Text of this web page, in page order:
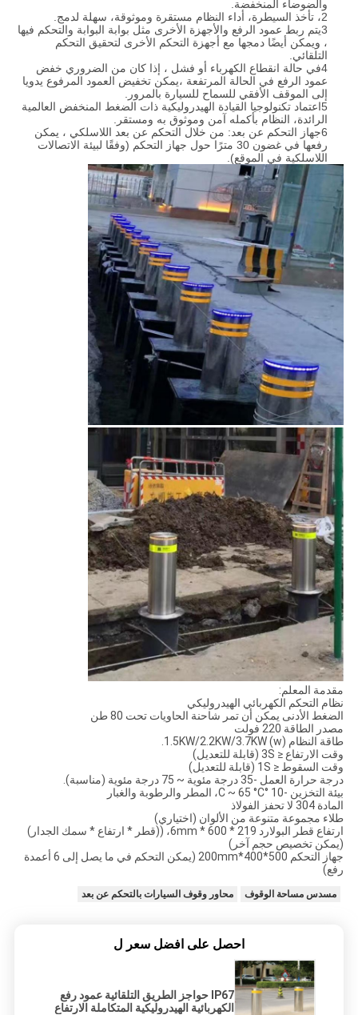
والضوضاء المنخفضة.
2، تأخذ السيطرة، أداء النظام مستقرة وموثوقة، سهلة لدمج.
3يتم ربط عمود الرفع والأجهزة الأخرى مثل بوابة البوابة والتحكم فيها
، ويمكن أيضًا دمجها مع أجهزة التحكم الأخرى لتحقيق التحكم
التلقائي.
4في حالة انقطاع الكهرباء أو فشل ، إذا كان من الضروري خفض
عمود الرفع في الحالة المرتفعة ،يمكن تخفيض العمود المرفوع يدويا
إلى الموقف الأفقي للسماح للسيارة بالمرور.
5اعتماد تكنولوجيا القيادة الهيدروليكية ذات الضغط المنخفض العالمية
الرائدة، النظام بأكمله آمن وموثوق به ومستقر.
6جهاز التحكم عن بعد: من خلال التحكم عن بعد اللاسلكي ، يمكن
رفعها في غضون 30 مترًا حول جهاز التحكم (وفقًا لبيئة الاتصالات
اللاسلكية في الموقع).
مقدمة المعلم:
نظام التحكم الكهربائي الهيدروليكي
الضغط الأدنى يمكن أن تمر شاحنة الحاويات تحت 80 طن
مصدر الطاقة 220 فولت
طاقة النظام (w) 1.5KW/2.2KW/3.7KW.
وقت الارتفاع ≤ 3S (قابلة للتعديل)
وقت السقوط ≤ 1S (قابلة للتعديل)
درجة حرارة العمل -35 درجة مئوية ~ 75 درجة مئوية (مناسبة).
بيئة التخزين -10 °C ~ 65 °C، المطر والرطوبة والغبار
المادة 304 لا تحفز الفولاذ
طلاء مجموعة متنوعة من الألوان (اختياري)
ارتفاع قطر البولارد 219 * 600 * 6mm، ((قطر * ارتفاع * سمك الجدار)
(يمكن تخصيص حجم آخر)
جهاز التحكم 500*400*200mm (يمكن التحكم في ما يصل إلى 6 أعمدة
رفع)
مسدس مساحة الوقوف محاور وقوف السيارات بالتحكم عن بعد
احصل على افضل سعر ل
IP67 حواجز الطريق التلقائية عمود رفع
الكهربائية الهيدروليكية المتكاملة الارتفاع